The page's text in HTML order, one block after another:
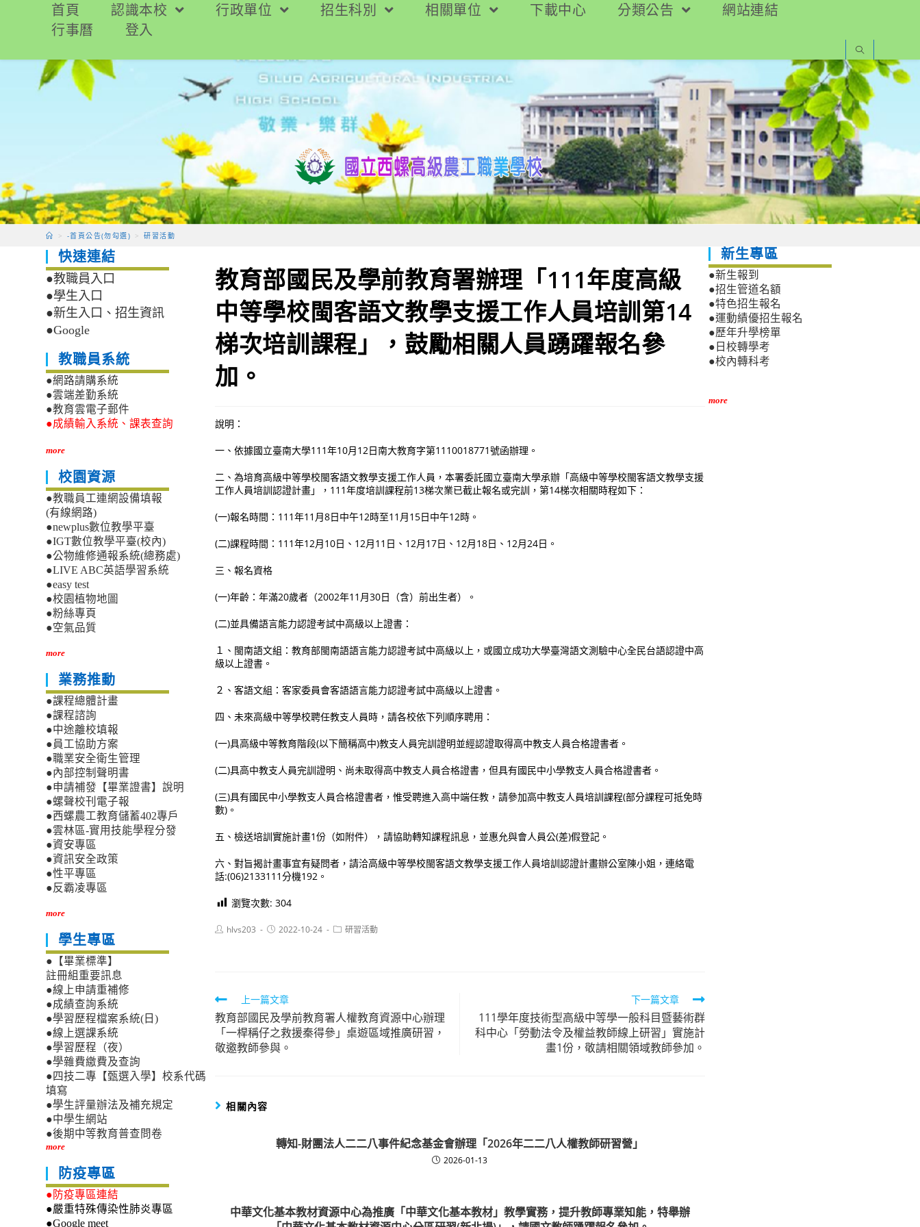
要
首頁 認識本校 行政單位 招生科別 相關單位 下載中心 分類公告
網站連結
行事曆
登入
> -首頁公告(勿勾選) > 研習活動
教育部國民及學前教育署辦理「111年度高級
中等學校閩客語文教學支援工作人員培訓第14
梯次培訓課程」，鼓勵相關人員踴躍報名參
加。
說明：
一、依據國立臺南大學111年10月12日南大教育字第1110018771號函辦理。
二、為培育高級中等學校閩客語文教學支援工作人員，本署委託國立臺南大學承辦「高級中等學校閩客語文教學支援
工作人員培訓認證計畫」，111年度培訓課程前13梯次業已截止報名或完訓，第14梯次相關時程如下：
(一)報名時間：111年11月8日中午12時至11月15日中午12時。
(二)課程時間：111年12月10日、12月11日、12月17日、12月18日、12月24日。
三、報名資格
(一)年齡：年滿20歲者（2002年11月30日（含）前出生者）。
(二)並具備語言能力認證考試中高級以上證書：
１、閩南語文組：教育部閩南語語言能力認證考試中高級以上，或國立成功大學臺灣語文測驗中心全民台語認證中高
級以上證書。
２、客語文組：客家委員會客語語言能力認證考試中高級以上證書。
四、未來高級中等學校聘任教支人員時，請各校依下列順序聘用：
(一)具高級中等教育階段(以下簡稱高中)教支人員完訓證明並經認證取得高中教支人員合格證書者。
(二)具高中教支人員完訓證明、尚未取得高中教支人員合格證書，但具有國民中小學教支人員合格證書者。
(三)具有國民中小學教支人員合格證書者，惟受聘進入高中端任教，請參加高中教支人員培訓課程(部分課程可抵免時
數)。
五、檢送培訓實施計畫1份（如附件），請協助轉知課程訊息，並惠允與會人員公(差)假登記。
六、對旨揭計畫事宜有疑問者，請洽高級中等學校閩客語文教學支援工作人員培訓認證計畫辦公室陳小姐，連絡電
話:(06)2133111分機192。
瀏覽次數: 304
Posthlvs203
Post2022-10-24
Post研習活動
Read
more
articles
上一篇文章
教育部國民及學前教育署人權教育資源中心辦理
「一桿稱仔之救援秦得參」桌遊區域推廣研習，
敬邀教師參與。
下一篇文章
111學年度技術型高級中等學一般科目暨藝術群
科中心「勞動法令及權益教師線上研習」實施計
畫1份，敬請相關領域教師參加。
相關內容
轉知-財團法人二二八事件紀念基金會辦理「2026年二二八人權教師研習營」
2026-01-13
中華文化基本教材資源中心為推廣「中華文化基本教材」教學實務，提升教師專業知能，特舉辦
快速連結
●教職員入口
●學生入口
●新生入口、招生資訊
●Google
教職員系統
●網路請購系統
●雲端差勤系統
●教育雲電子郵件
●成績輸入系統、課表查詢
more
校園資源
●教職員工連網設備填報
(有線網路)
●newplus數位教學平臺
●IGT數位教學平臺(校內)
●公物維修通報系統(總務處)
●LIVE ABC英語學習系統
●easy test
●校園植物地圖
●粉絲專頁
●空氣品質
more
業務推動
●課程總體計畫
●課程諮詢
●中途離校填報
●員工協助方案
●職業安全衛生管理
●內部控制聲明書
●申請補發【畢業證書】說明
●螺聲校刊電子報
●西螺農工教育儲蓄402專戶
●雲林區-實用技能學程分發
●資安專區
●資訊安全政策
●性平專區
●反霸凌專區
more
學生專區
●【畢業標準】
註冊組重要訊息
●線上申請重補修
●成績查詢系統
●學習歷程檔案系統(日)
●線上選課系統
●學習歷程（夜）
●學雜費繳費及查詢
●四技二專【甄選入學】校系代碼
填寫
●學生評量辦法及補充規定
●中學生網站
●後期中等教育普查問卷
more
防疫專區
●防疫專區連結
●嚴重特殊傳染性肺炎專區
●Google meet
新生專區
●新生報到
●招生管道名額
●特色招生報名
●運動績優招生報名
●歷年升學榜單
●日校轉學考
●校內轉科考
more